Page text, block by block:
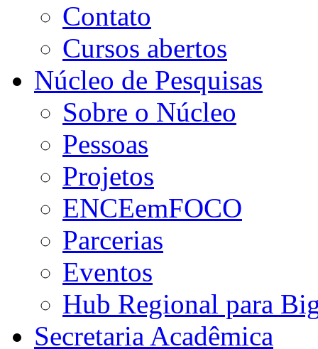
Contato
Cursos abertos
Núcleo de Pesquisas
Sobre o Núcleo
Pessoas
Projetos
ENCEemFOCO
Parcerias
Eventos
Hub Regional para
Secretaria Acadêmica